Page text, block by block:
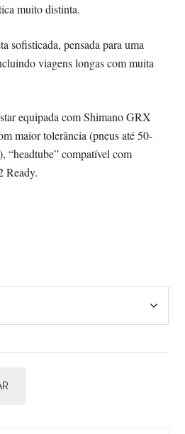
muito distinta.
sofisticada, pensada para uma
viagens longas com muita
equipada com Shimano GRX
maior tolerância (pneus até 50-
“headtube” compatível com
Ready.